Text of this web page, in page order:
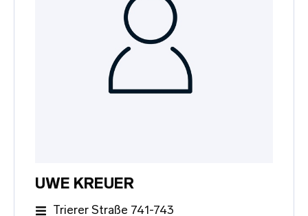
UWE KREUER
Trierer Straße 741-743